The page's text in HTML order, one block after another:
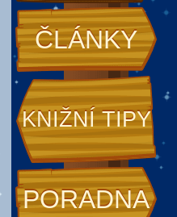
ČLÁNKY
KNIŽNÍ TIPY
PORADNA